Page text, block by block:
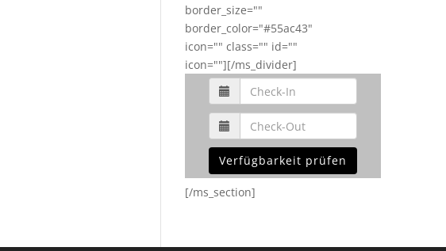
border_size=""
border_color="#55ac43"
icon="" class="" id=""
icon=""][/ms_divider]
Verfügbarkeit prüfen
[/ms_section]